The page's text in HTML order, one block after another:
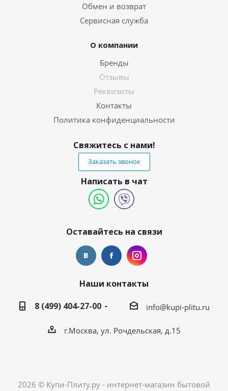
Обмен и возврат
Сервисная служба
О компании
Бренды
Отзывы
Реквизиты
Контакты
Политика конфиденциальности
Свяжитесь с нами!
Заказать звонок
Написать в чат
Оставайтесь на связи
Наши контакты
8 (499) 404-27-00
info@kupi-plitu.ru
г.Москва, ул. Рочдельская, д.15
2026 © Купи-Плиту.ру - интернет-магазин бытовой